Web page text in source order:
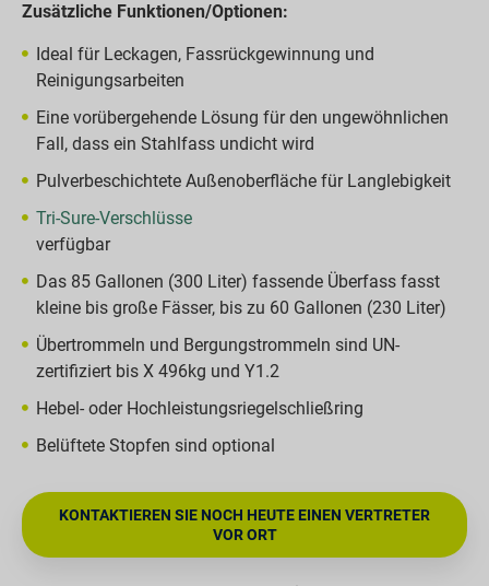
Zusätzliche Funktionen/Optionen:
Ideal für Leckagen, Fassrückgewinnung und
Reinigungsarbeiten
Eine vorübergehende Lösung für den ungewöhnlichen
Fall, dass ein Stahlfass undicht wird
Pulverbeschichtete Außenoberfläche für Langlebigkeit
Tri-Sure-Verschlüsse
verfügbar
Das 85 Gallonen (300 Liter) fassende Überfass fasst
kleine bis große Fässer, bis zu 60 Gallonen (230 Liter)
Übertrommeln und Bergungstrommeln sind UN-
zertifiziert bis X 496kg und Y1.2
Hebel- oder Hochleistungsriegelschließring
Belüftete Stopfen sind optional
KONTAKTIEREN SIE NOCH HEUTE EINEN VERTRETER
VOR ORT